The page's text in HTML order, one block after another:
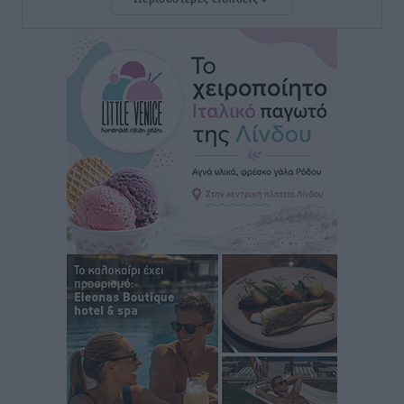
δεν υπάρχουν περιθώρια εφησυχασμού
πριν 6 ώρες
Στον Άγιο Νικόλαο Χάλκης ανοίγει ξανά το
ανανεωμένο εκκλησιαστικό μουσείο από τη Λέσχη
Lions Χάλκης
Τοπικές Ειδήσεις• πριν 6 ώρες
Ρόδος: «Βουλιάζει» από τουρίστες – Πάνω από 1 εκατ.
επιβάτες και 55 κρουαζιερόπλοια
Τοπικές Ειδήσεις• πριν 6 ώρες
Γ’ Εθνική Κατηγορία: Οι ημερομηνίες των
αγωνιστικών της κανονικής περιόδου
• πριν 11 ώρες